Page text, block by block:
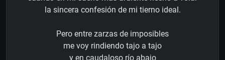
la sincera confesión de mi tierno ideal.
Pero entre zarzas de imposibles
me voy rindiendo tajo a tajo
y en caudaloso río abajo